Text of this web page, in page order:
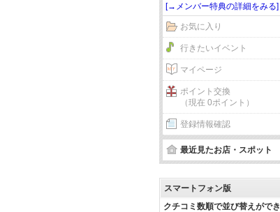
[→メンバー特典の詳細をみる]
お気に入り
行きたいイベント
マイページ
ポイント交換
（現在 0ポイント）
登録情報確認
最近見たお店・スポット
スマートフォン版
クチコミ数順で並び替えができ